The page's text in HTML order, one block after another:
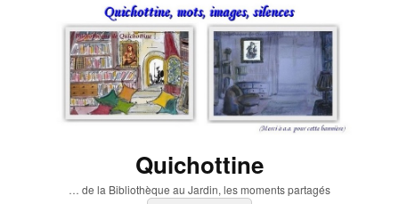
Quichottine
… de la Bibliothèque au Jardin, les moments partagés